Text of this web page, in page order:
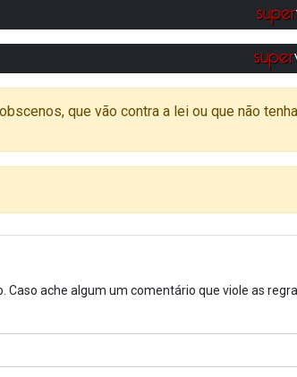
que vão contra a lei ou que não
ache algum um comentário que viole as